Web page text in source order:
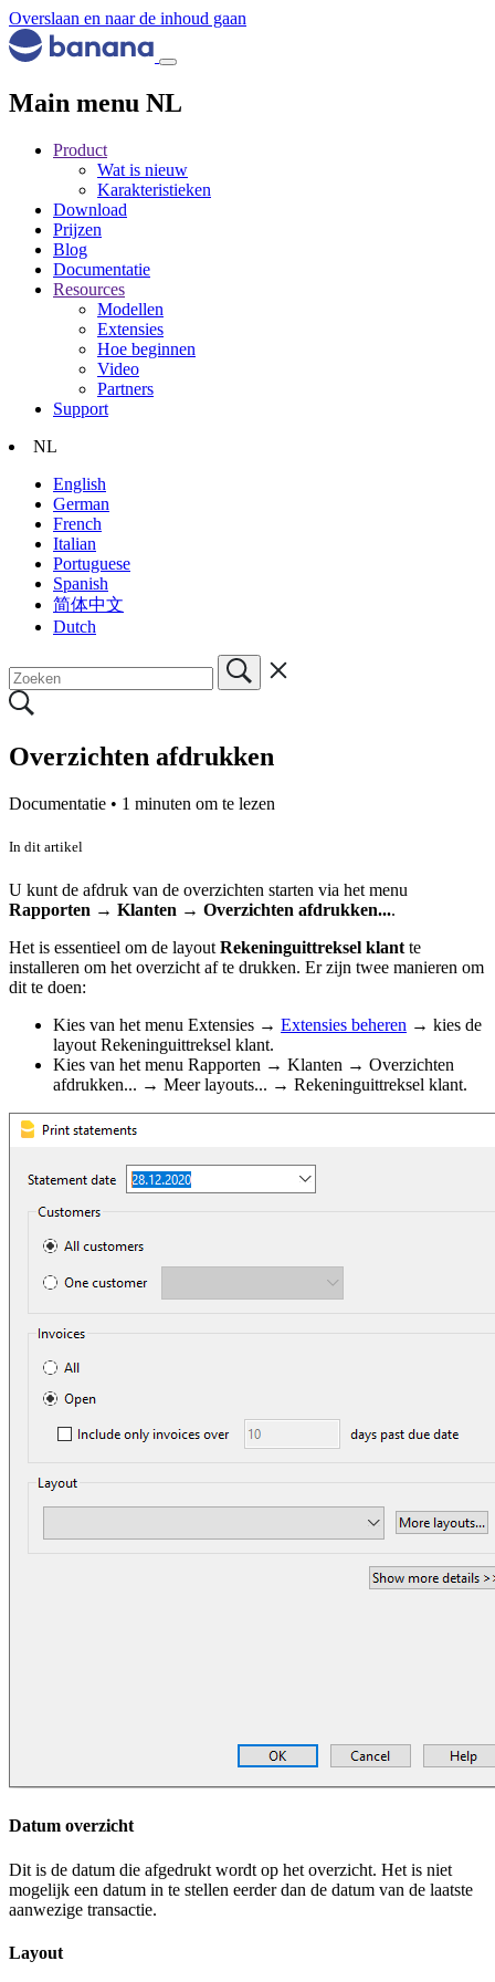
Overslaan en naar de inhoud gaan
Main menu NL
Product
Wat is nieuw
Karakteristieken
Download
Prijzen
Blog
Documentatie
Resources
Modellen
Extensies
Hoe beginnen
Video
Partners
Support
NL
English
German
French
Italian
Portuguese
Spanish
简体中文
Dutch
Overzichten afdrukken
Documentatie • 1 minuten om te lezen
In dit artikel
U kunt de afdruk van de overzichten starten via het menu
Rapporten → Klanten → Overzichten afdrukken....
Het is essentieel om de layout Rekeninguittreksel klant te
installeren om het overzicht af te drukken. Er zijn twee manieren om
dit te doen:
Kies van het menu Extensies → Extensies beheren → kies de
layout Rekeninguittreksel klant.
Kies van het menu Rapporten → Klanten → Overzichten
afdrukken... → Meer layouts... → Rekeninguittreksel klant.
Datum overzicht
Dit is de datum die afgedrukt wordt op het overzicht. Het is niet
mogelijk een datum in te stellen eerder dan de datum van de laatste
aanwezige transactie.
Layout